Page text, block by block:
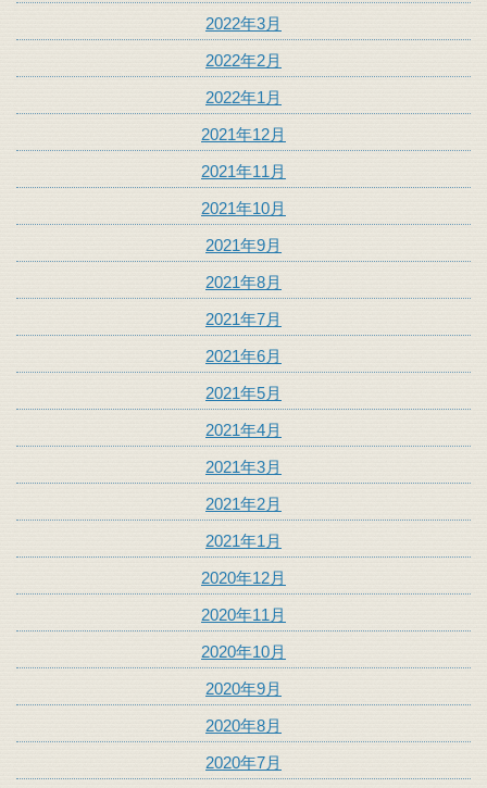
2022年3月
2022年2月
2022年1月
2021年12月
2021年11月
2021年10月
2021年9月
2021年8月
2021年7月
2021年6月
2021年5月
2021年4月
2021年3月
2021年2月
2021年1月
2020年12月
2020年11月
2020年10月
2020年9月
2020年8月
2020年7月